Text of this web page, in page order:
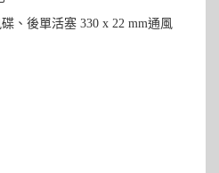
、後單活塞 330 x 22 mm通風